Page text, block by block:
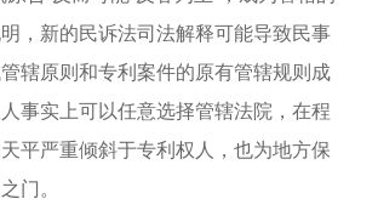
，新的民诉法司法解释可能导致民事
辖原则和专利案件的原有管辖规则成
事实上可以任意选择管辖法院，在程
平严重倾斜于专利权人，也为地方保
门。